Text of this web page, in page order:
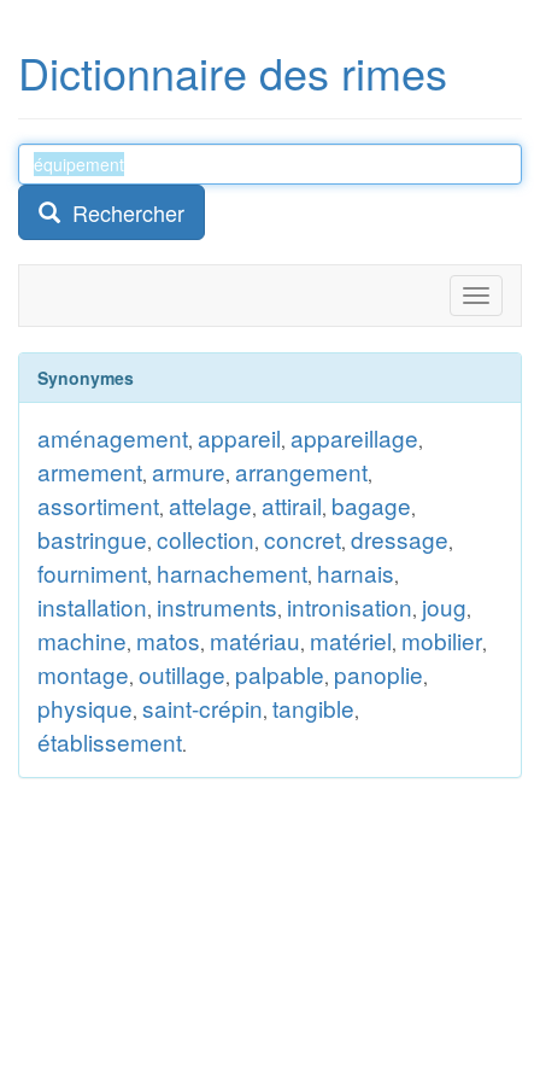
Dictionnaire des rimes
Rechercher
Toggle
Synonymes
aménagement, appareil, appareillage,
armement, armure, arrangement,
assortiment, attelage, attirail, bagage,
bastringue, collection, concret, dressage,
fourniment, harnachement, harnais,
installation, instruments, intronisation, joug,
machine, matos, matériau, matériel, mobilier,
montage, outillage, palpable, panoplie,
physique, saint-crépin, tangible,
établissement.